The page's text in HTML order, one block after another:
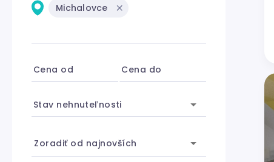
Michalovce
Cena od Cena do
Stav nehnuteľnosti
Zoradiť od najnovších